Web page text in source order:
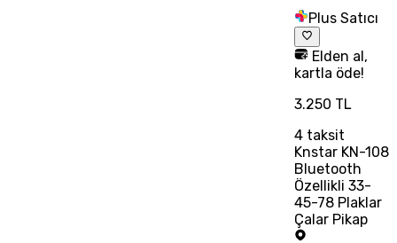
Plus Satıcı
Elden al,
kartla öde!
3.250 TL
4taksit
Knstar KN-108
Bluetooth
Özellikli 33-
45-78 Plaklar
Çalar Pikap